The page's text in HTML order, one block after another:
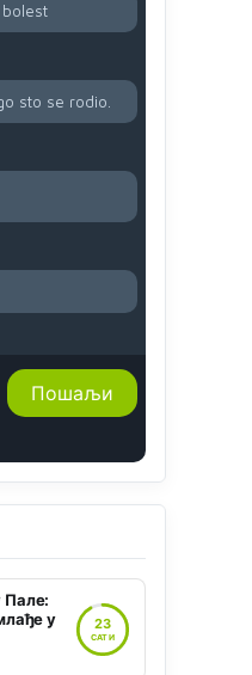
sto se rodio.
Пале:
у
23
САТИ